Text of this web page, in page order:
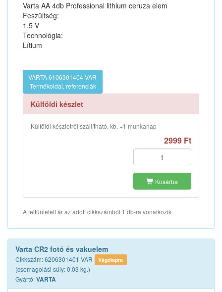
Varta AA 4db Professional lithium ceruza elem
Feszültség:
1,5 V
Technológia:
Lítium
VARTA 6106301404-VAR
Termékoldal, referenciák
Külföldi készlet
Külföldi készletről szállítható, kb. +1 munkanap
2999 Ft
Kosárba
A feltüntetett ár az adott cikkszámból 1 db-ra vonatkozik.
Varta CR2 fotó és vakuelem
Cikkszám: 6206301401-VAR Vágólapra
(csomagolási súly: 0.03 kg.)
Gyártó:VARTA